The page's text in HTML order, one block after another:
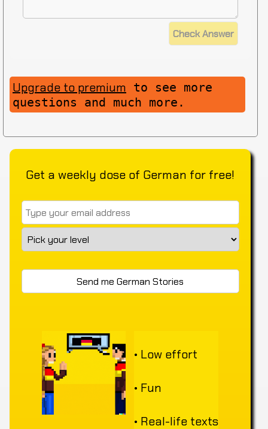
Upgrade to premium to see more
questions and much more.
Get a weekly dose of German for free!
• Low effort
• Fun
• Real-life texts